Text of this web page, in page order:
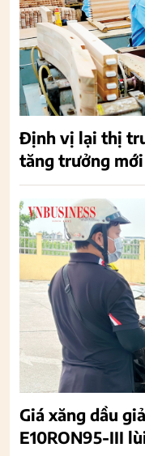
Định vị lại thị
tăng trưởng
Giá xăng dầu
E10RON95-III